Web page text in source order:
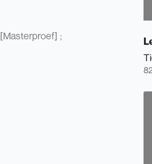
[Masterproef]